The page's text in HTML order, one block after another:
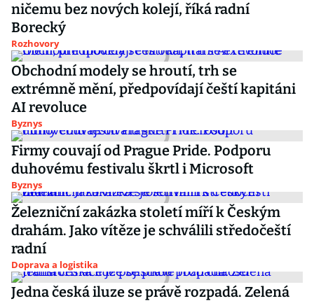
ničemu bez nových kolejí, říká radní
Borecký
Rozhovory
Obchodní modely se hroutí, trh se
extrémně mění, předpovídají čeští kapitáni
AI revoluce
Byznys
Firmy couvají od Prague Pride. Podporu
duhovému festivalu škrtl i Microsoft
Byznys
Železniční zakázka století míří k Českým
drahám. Jako vítěze je schválili středočeští
radní
Doprava a logistika
Jedna česká iluze se právě rozpadá. Zelená